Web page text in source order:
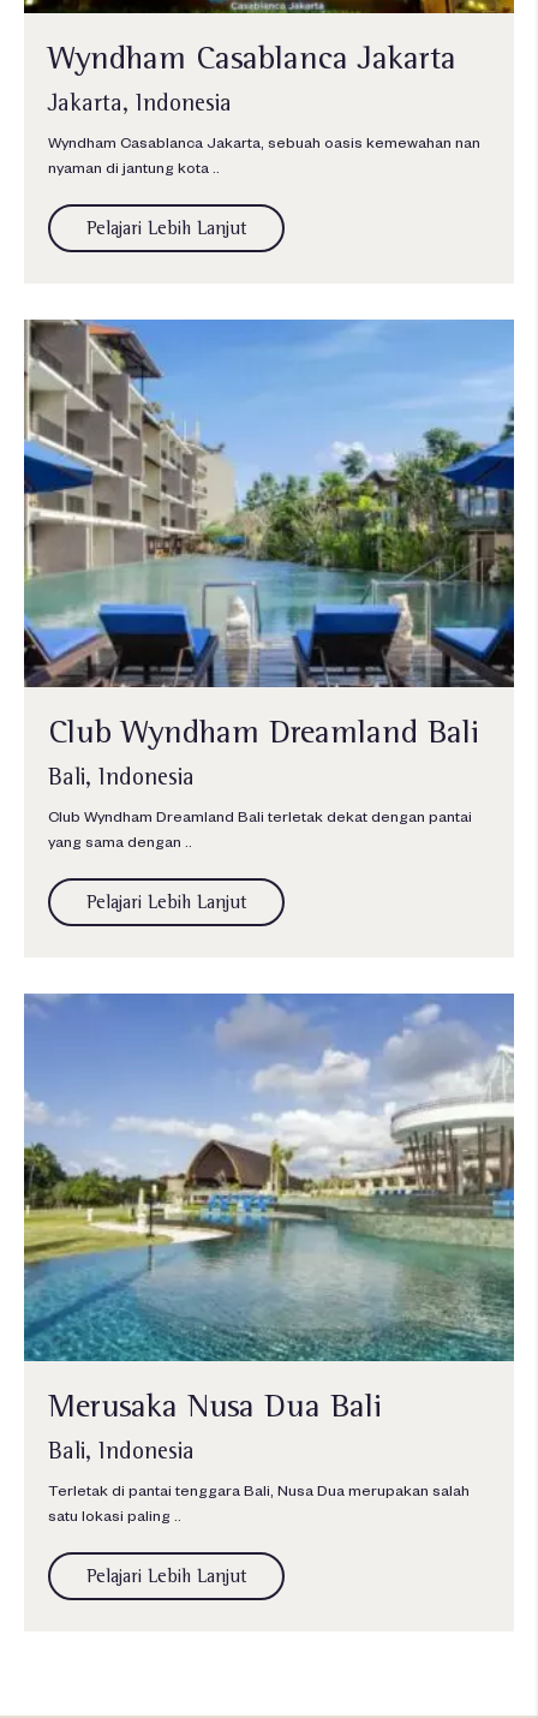
Wyndham Casablanca Jakarta
Jakarta, Indonesia
Wyndham Casablanca Jakarta, sebuah oasis kemewahan nan
nyaman di jantung kota ..
Pelajari Lebih Lanjut
Club Wyndham Dreamland Bali
Bali, Indonesia
Club Wyndham Dreamland Bali terletak dekat dengan pantai
yang sama dengan ..
Pelajari Lebih Lanjut
Merusaka Nusa Dua Bali
Bali, Indonesia
Terletak di pantai tenggara Bali, Nusa Dua merupakan salah
satu lokasi paling ..
Pelajari Lebih Lanjut